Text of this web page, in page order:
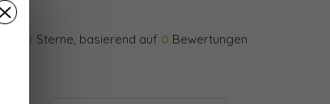
0 Sterne, basierend auf 0 Bewertungen